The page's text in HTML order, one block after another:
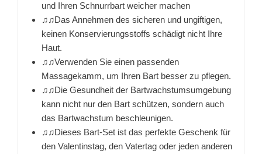
und Ihren Schnurrbart weicher machen
♫♫Das Annehmen des sicheren und ungiftigen,
keinen Konservierungsstoffs schädigt nicht Ihre
Haut.
♫♫Verwenden Sie einen passenden
Massagekamm, um Ihren Bart besser zu pflegen.
♫♫Die Gesundheit der Bartwachstumsumgebung
kann nicht nur den Bart schützen, sondern auch
das Bartwachstum beschleunigen.
♫♫Dieses Bart-Set ist das perfekte Geschenk für
den Valentinstag, den Vatertag oder jeden anderen